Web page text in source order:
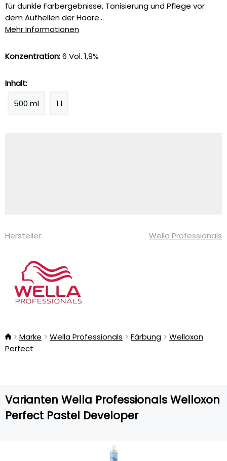
für dunkle Farbergebnisse, Tonisierung und Pflege vor
dem Aufhellen der Haare...
Mehr Informationen
Konzentration:6 Vol. 1,9%
Inhalt:
500 ml
1 l
Hersteller: Wella Professionals
Marke Wella Professionals Färbung
Welloxon
Perfect
Varianten Wella Professionals Welloxon
Perfect Pastel Developer